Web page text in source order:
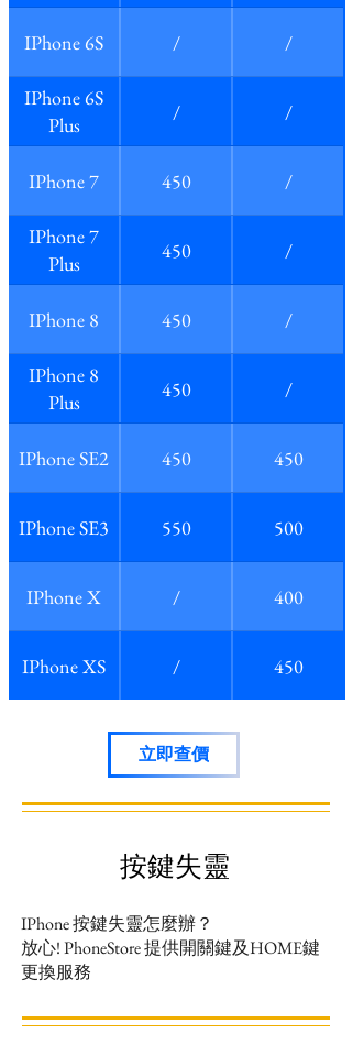
IPhone 6S / /
IPhone 6S
Plus
/ /
IPhone 7 450 /
IPhone 7
Plus
450 /
IPhone 8 450 /
IPhone 8
Plus
450 /
IPhone SE2 450 450
IPhone SE3 550 500
IPhone X / 400
IPhone XS / 450
立即查價
按鍵失靈
IPhone 按鍵失靈怎麼辦？
放心! PhoneStore 提供開關鍵及HOME鍵
更換服務